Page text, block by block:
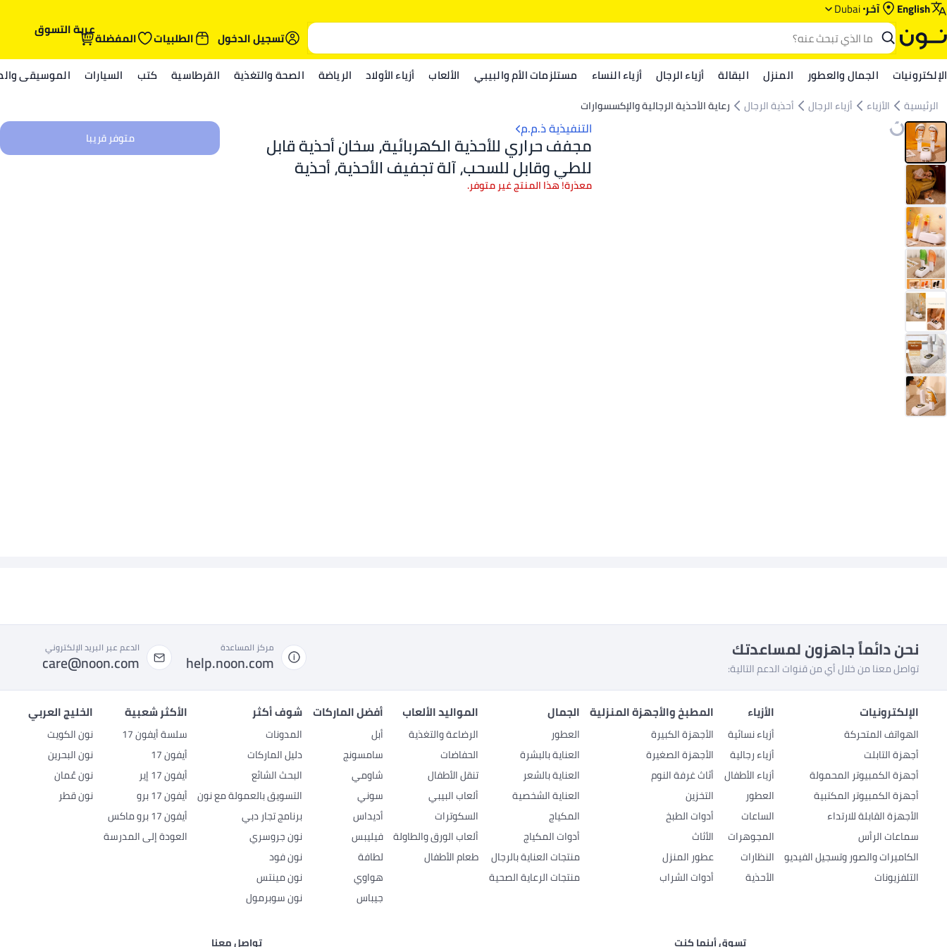
English آخر Dubai
تسجيل الدخول
الطلبيات المفضلةعربة التسوق
الإلكترونيات الجمال والعطور المنزل البقالة أزياء الرجال أزياء النساء مستلزمات الأم والبيبي الألعاب أزياء الأولاد الرياضة الصحة والتغذية القرطاسية كتب السيارات الموسيقى
الرئيسية الأزياء أزياء الرجال أحذية الرجال رعاية الأحذية الرجالية والإكسسوارات
التنفيذية ذ.م.م
مجفف حراري للأحذية الكهربائية، سخان أحذية قابل
للطي وقابل للسحب، آلة تجفيف الأحذية، أحذية
متعرقة تزيل الروائح الكريهة سريعة الجفاف
معذرة! هذا المنتج غير متوفر.
متوفر قريبا
نحن دائماً جاهزون لمساعدتك
تواصل معنا من خلال أي من قنوات الدعم التالية:
مركز المساعدة
help.noon.com
الدعم عبر البريد الإلكتروني
care@noon.com
الإلكترونيات
الهواتف المتحركة
أجهزة التابلت
أجهزة الكمبيوتر المحمولة
أجهزة الكمبيوتر المكتبية
الأجهزة القابلة للارتداء
سماعات الرأس
الكاميرات والصور وتسجيل الفيديو
التلفزيونات
الأزياء
أزياء نسائية
أزياء رجالية
أزياء الأطفال
العطور
الساعات
المجوهرات
النظارات
الأحذية
المطبخ والأجهزة المنزلية
الأجهزة الكبيرة
الأجهزة الصغيرة
أثاث غرفة النوم
التخزين
أدوات الطبخ
الأثاث
عطور المنزل
أدوات الشراب
الجمال
العطور
العناية بالبشرة
العناية بالشعر
العناية الشخصية
المكياج
أدوات المكياج
منتجات العناية بالرجال
منتجات الرعاية الصحية
المواليد الألعاب
الرضاعة والتغذية
الحفاضات
تنقل الأطفال
ألعاب البيبي
السكوترات
ألعاب الورق والطاولة
طعام الأطفال
أفضل الماركات
أبل
سامسونج
شاومي
سوني
أديداس
فيليبس
لطافة
هواوي
جيباس
شوف أكثر
المدونات
دليل الماركات
البحث الشائع
التسويق بالعمولة مع نون
برنامج تجار دبي
نون جروسري
نون فود
نون مينتس
نون سوبرمول
الأكثر شعبية
سلسة أيفون 17
أيفون 17
أيفون 17 إير
أيفون 17 برو
أيفون 17 برو ماكس
العودة إلى المدرسة
الخليج العربي
نون الكويت
نون البحرين
نون عُمان
نون قطر
تسوق أينما كنت تواصل معنا